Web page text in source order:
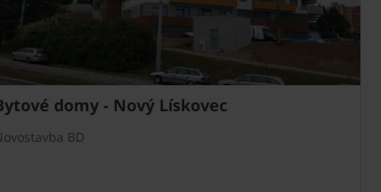
domy - Nový Lískovec
BD